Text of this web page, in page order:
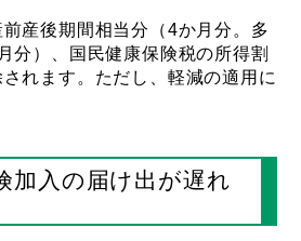
産後期間相当分（4か月分。多
分）、国民健康保険税の所得割
れます。ただし、軽減の適用に
加入の届け出が遅れ